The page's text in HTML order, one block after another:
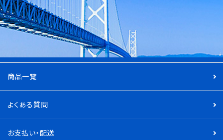
商品一覧
よくある質問
お支払い・配送